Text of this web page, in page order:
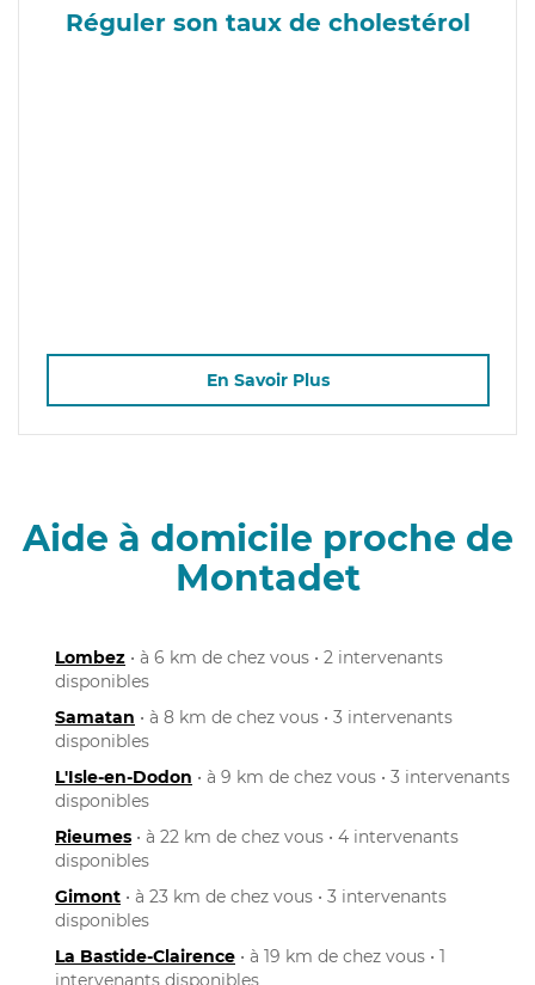
Réguler son taux de cholestérol
En Savoir Plus
Aide à domicile proche de
Montadet
Lombez • à 6 km de chez vous • 2 intervenants
disponibles
Samatan • à 8 km de chez vous • 3 intervenants
disponibles
L'Isle-en-Dodon • à 9 km de chez vous • 3 intervenants
disponibles
Rieumes • à 22 km de chez vous • 4 intervenants
disponibles
Gimont • à 23 km de chez vous • 3 intervenants
disponibles
La Bastide-Clairence • à 19 km de chez vous • 1
intervenants disponibles